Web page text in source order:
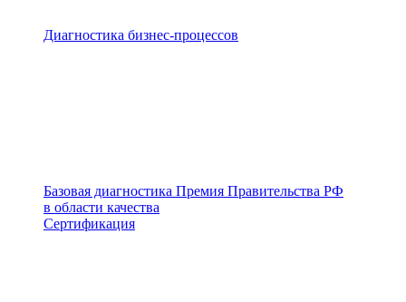
Диагностика бизнес-процессов
Базовая диагностика Премия Правительства РФ
в области качества
Сертификация